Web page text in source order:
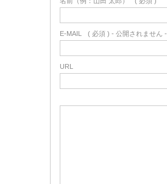
E-MAIL ( 必須 ) - 公開されません -
URL